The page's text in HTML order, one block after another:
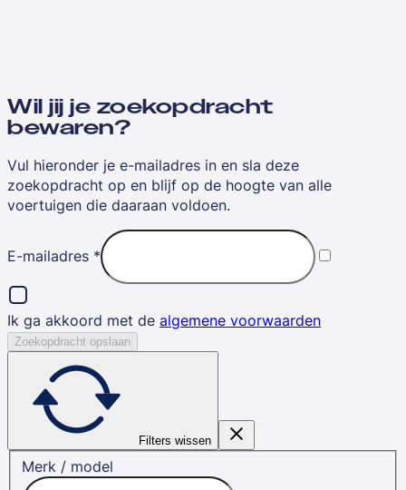
Wil jij je zoekopdracht
bewaren?
Vul hieronder je e-mailadres in en sla deze
zoekopdracht op en blijf op de hoogte van alle
voertuigen die daaraan voldoen.
E-mailadres *
Ik ga akkoord met de algemene voorwaarden
Zoekopdracht opslaan
Filters wissen
Merk / model